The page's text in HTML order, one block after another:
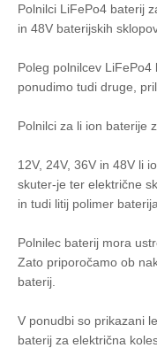
Polnilci LiFePo4 baterij
in 48V baterijskih
Poleg polnilcev
ponudimo tudi druge,
Polnilci za li ion baterije
12V, 24V, 36V in 48V li
skuter-je ter električne
in tudi litij polimer
Polnilec baterij mora
Zato priporočamo ob
baterij.
V ponudbi so prikazani
baterij za električna